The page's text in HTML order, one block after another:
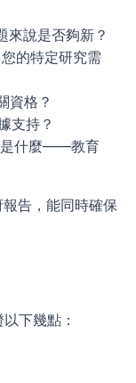
來說是否夠新？
的特定研究需
資格？
支持？
是什麼——教育
告，能同時確保
下幾點：